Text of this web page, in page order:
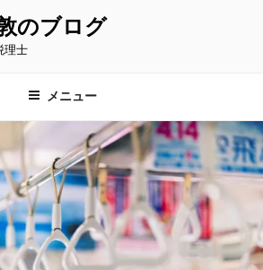
のブログ
理士
メニュー